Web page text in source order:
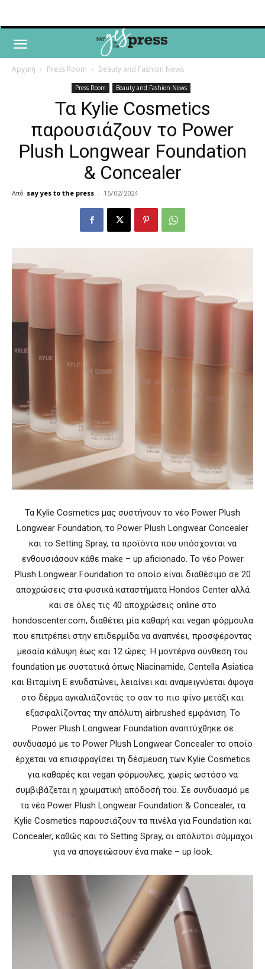
Αρχική Press Room Beauty and Fashion News
Press Room Beauty and Fashion News
Τα Kylie Cosmetics
παρουσιάζουν το Power
Plush Longwear Foundation
& Concealer
Από say yes to the press - 15/02/2024
Τα Kylie Cosmetics μας συστήνουν το νέο Power Plush
Longwear Foundation, το Power Plush Longwear Concealer
και το Setting Spray, τα προϊόντα που υπόσχονται να
ενθουσιάσουν κάθε make – up aficionado. Το νέο Power
Plush Longwear Foundation το οποίο είναι διαθέσιμο σε 20
αποχρώσεις στα φυσικά καταστήματα Hondos Center αλλά
και σε όλες τις 40 αποχρώσεις online στο
hondoscenter.com, διαθέτει μία καθαρή και vegan φόρμουλα
που επιτρέπει στην επιδερμίδα να αναπνέει, προσφέροντας
μεσαία κάλυψη έως και 12 ώρες. Η μοντέρνα σύνθεση του
foundation με συστατικά όπως Niacinamide, Centella Asiatica
και Βιταμίνη Ε ενυδατώνει, λειαίνει και αναμειγνύεται άψογα
στο δέρμα αγκαλιάζοντάς το σαν το πιο φίνο μετάξι και
εξασφαλίζοντας την απόλυτη airbrushed εμφάνιση. Το
Power Plush Longwear Foundation αναπτύχθηκε σε
συνδυασμό με το Power Plush Longwear Concealer το οποίο
έρχεται να επισφραγίσει τη δέσμευση των Kylie Cosmetics
για καθαρές και vegan φόρμουλες, χωρίς ωστόσο να
συμβιβάζεται η χρωματική απόδοσή του. Σε συνδυασμό με
τα νέα Power Plush Longwear Foundation & Concealer, τα
Kylie Cosmetics παρουσιάζουν τα πινέλα για Foundation και
Concealer, καθώς και τo Setting Spray, οι απόλυτοι σύμμαχοι
για να απογειώσουν ένα make – up look.